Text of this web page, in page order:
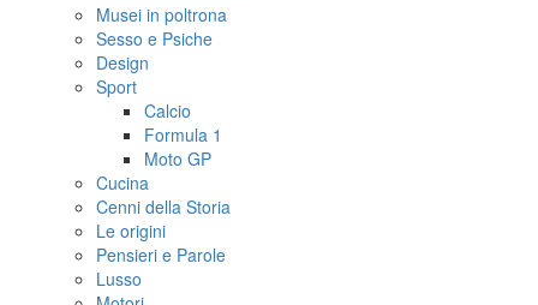
Musei in poltrona
Sesso e Psiche
Design
Sport
Calcio
Formula 1
Moto GP
Cucina
Cenni della Storia
Le origini
Pensieri e Parole
Lusso